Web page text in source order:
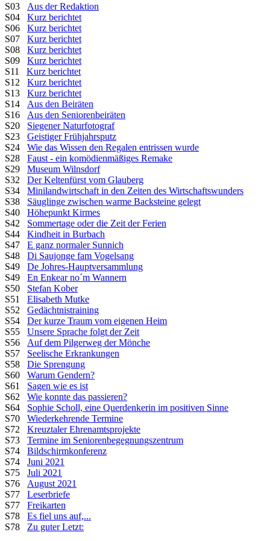
S03 Aus der Redaktion
S04 Kurz berichtet
S06 Kurz berichtet
S07 Kurz berichtet
S08 Kurz berichtet
S09 Kurz berichtet
S11 Kurz berichtet
S12 Kurz berichtet
S13 Kurz berichtet
S14 Aus den Beiräten
S16 Aus den Seniorenbeiräten
S20 Siegener Naturfotograf
S23 Geistiger Frühjahrsputz
S24 Wie das Wissen den Regalen entrissen wurde
S28 Faust - ein komödienmäßiges Remake
S29 Museum Wilnsdorf
S32 Der Keltenfürst vom Glauberg
S34 Minilandwirtschaft in den Zeiten des Wirtschaftswunders
S38 Säuglinge zwischen warme Backsteine gelegt
S40 Höhepunkt Kirmes
S42 Sommertage oder die Zeit der Ferien
S44 Kindheit in Burbach
S47 E ganz normaler Sunnich
S48 Di Saujonge fam Vogelsang
S49 De Johres-Hauptversammlung
S49 En Enkear no´m Wannern
S50 Stefan Kober
S51 Elisabeth Mutke
S52 Gedächtnistraining
S54 Der kurze Traum vom eigenen Heim
S55 Unsere Sprache folgt der Zeit
S56 Auf dem Pilgerweg der Mönche
S57 Seelische Erkrankungen
S58 Die Sprengung
S60 Warum Gendern?
S61 Sagen wie es ist
S62 Wie konnte das passieren?
S64 Sophie Scholl, eine Querdenkerin im positiven Sinne
S70 Wiederkehrende Termine
S72 Kreuztaler Ehrenamtsprojekte
S73 Termine im Seniorenbegegnungszentrum
S74 Bildschirmkonferenz
S74 Juni 2021
S75 Juli 2021
S76 August 2021
S77 Leserbriefe
S77 Freikarten
S78 Es fiel uns auf,...
S78 Zu guter Letzt: